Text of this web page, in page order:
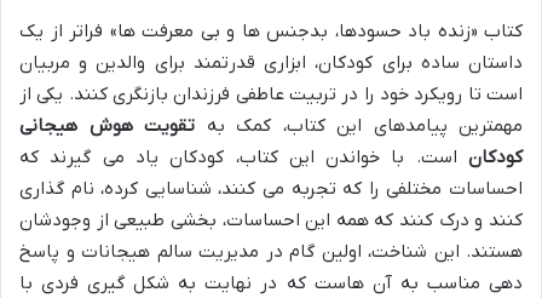
کتاب «زنده باد حسودها، بدجنس ها و بی معرفت ها» فراتر از یک
داستان ساده برای کودکان، ابزاری قدرتمند برای والدین و مربیان
است تا رویکرد خود را در تربیت عاطفی فرزندان بازنگری کنند. یکی از
مهمترین پیامدهای این کتاب، کمک به تقویت هوش هیجانی
کودکان است. با خواندن این کتاب، کودکان یاد می گیرند که
احساسات مختلفی را که تجربه می کنند، شناسایی کرده، نام گذاری
کنند و درک کنند که همه این احساسات، بخشی طبیعی از وجودشان
هستند. این شناخت، اولین گام در مدیریت سالم هیجانات و پاسخ
دهی مناسب به آن هاست که در نهایت به شکل گیری فردی با